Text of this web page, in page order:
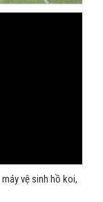
vệ sinh hồ koi,